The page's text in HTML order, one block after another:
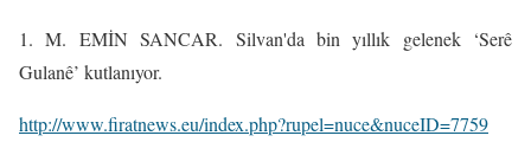
1.M. EMİN SANCAR. Silvan'da bin yıllık gelenek‘Serê
Gulanê’ kutlanıyor.
http://www.firatnews.eu/index.php?rupel=nuce&nuceID=7759